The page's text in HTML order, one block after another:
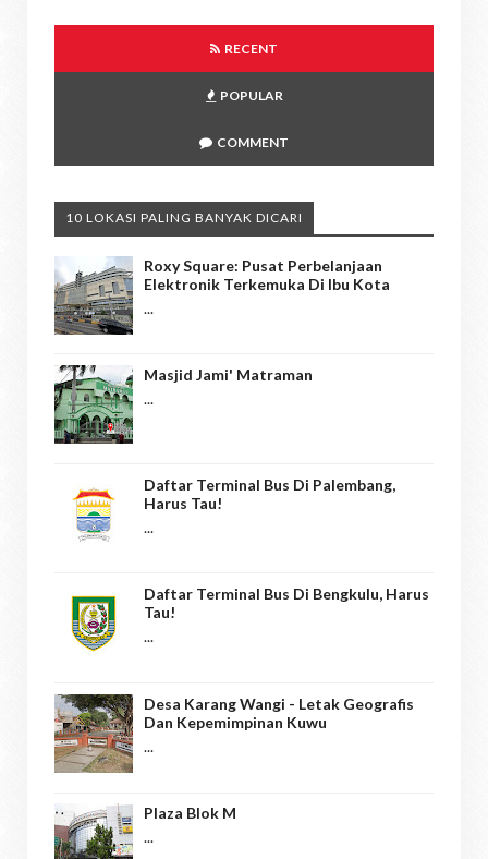
RECENT
POPULAR
COMMENT
10 LOKASI PALING BANYAK DICARI
Roxy Square: Pusat Perbelanjaan
Elektronik Terkemuka Di Ibu Kota
...
Masjid Jami' Matraman
...
Daftar Terminal Bus Di Palembang,
Harus Tau!
...
Daftar Terminal Bus Di Bengkulu, Harus
Tau!
...
Desa Karang Wangi - Letak Geografis
Dan Kepemimpinan Kuwu
...
Plaza Blok M
...